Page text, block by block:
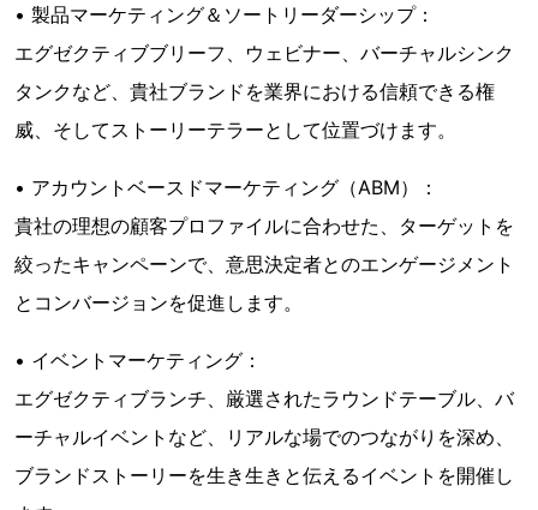
• 製品マーケティング＆ソートリーダーシップ：
エグゼクティブブリーフ、ウェビナー、バーチャルシンク
タンクなど、貴社ブランドを業界における信頼できる権
威、そしてストーリーテラーとして位置づけます。
• アカウントベースドマーケティング（ABM）：
貴社の理想の顧客プロファイルに合わせた、ターゲットを
絞ったキャンペーンで、意思決定者とのエンゲージメント
とコンバージョンを促進します。
• イベントマーケティング：
エグゼクティブランチ、厳選されたラウンドテーブル、バ
ーチャルイベントなど、リアルな場でのつながりを深め、
ブランドストーリーを生き生きと伝えるイベントを開催し